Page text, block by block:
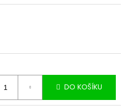
DO KOŠÍKU